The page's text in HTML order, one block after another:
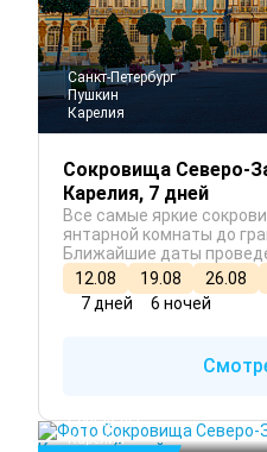
Санкт-Петербург
Пушкин
Карелия
Сокровища Северо-
Карелия, 7 дней
Все самые яркие
янтарной комнаты до
Ближайшие даты
12.08
19.08 26.08
7 дней
6 ночей
Сортавала
Карелия